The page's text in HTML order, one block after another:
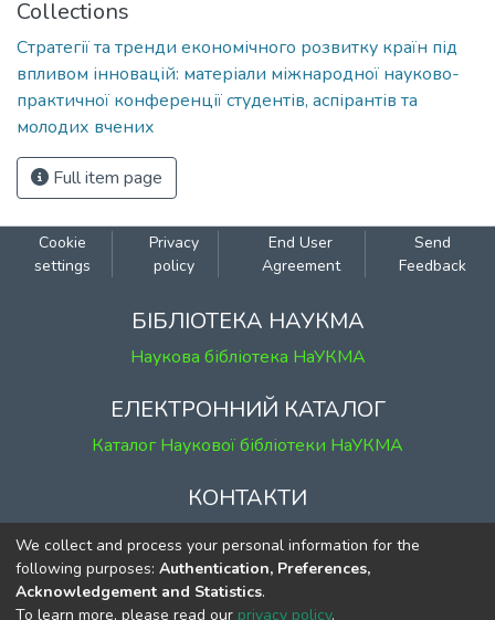
Collections
Стратегії та тренди економічного розвитку країн під
впливом інновацій: матеріали міжнародної науково-
практичної конференції студентів, аспірантів та
молодих вчених
Full item page
Cookie
settings
Privacy
policy
End User
Agreement
Send
Feedback
БІБЛІОТЕКА НАУКМА
Наукова бібліотека НаУКМА
ЕЛЕКТРОННИЙ КАТАЛОГ
Каталог Наукової бібліотеки НаУКМА
КОНТАКТИ
м. Київ, вул. Григорія Сковороди, 2
к. 1, к. 120
тел. (044) 463-69-31
We collect and process your personal information for the
following purposes: Authentication, Preferences,
Acknowledgement and Statistics.
To learn more, please read our privacy policy.